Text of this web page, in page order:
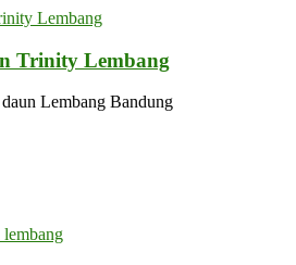
Trinity Lembang
Lembang Bandung